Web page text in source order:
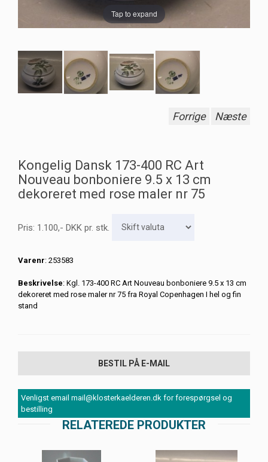
Tap to expand
Forrige Næste
Kongelig Dansk 173-400 RC Art
Nouveau bonboniere 9.5 x 13 cm
dekoreret med rose maler nr 75
Pris: 1.100,- DKK pr. stk.
Varenr: 253583
Beskrivelse: Kgl. 173-400 RC Art Nouveau bonboniere 9.5 x 13 cm
dekoreret med rose maler nr 75 fra Royal Copenhagen I hel og fin
stand
BESTIL PÅ E-MAIL
Venligst email mail@klosterkaelderen.dk for forespørgsel og
bestilling
RELATEREDE PRODUKTER